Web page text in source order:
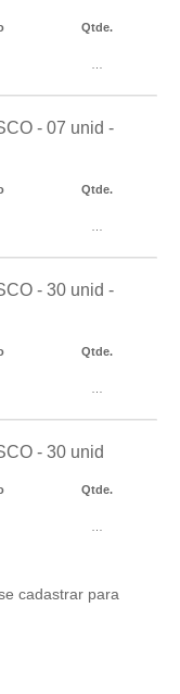
Qtde.
- 07 unid -
Qtde.
- 30 unid -
Qtde.
- 30 unid
Qtde.
cadastrar para